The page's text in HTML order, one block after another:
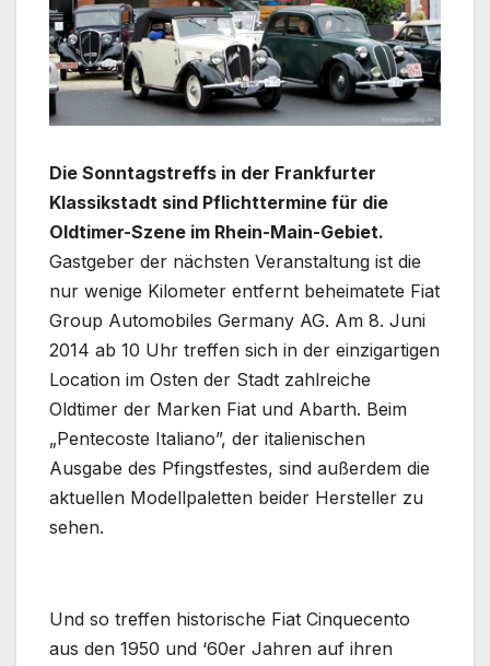
Die Sonntagstreffs in der Frankfurter
Klassikstadt sind Pflichttermine für die
Oldtimer-Szene im Rhein-Main-Gebiet.
Gastgeber der nächsten Veranstaltung ist die
nur wenige Kilometer entfernt beheimatete Fiat
Group Automobiles Germany AG. Am 8. Juni
2014 ab 10 Uhr treffen sich in der einzigartigen
Location im Osten der Stadt zahlreiche
Oldtimer der Marken Fiat und Abarth. Beim
„Pentecoste Italiano”, der italienischen
Ausgabe des Pfingstfestes, sind außerdem die
aktuellen Modellpaletten beider Hersteller zu
sehen.
Und so treffen historische Fiat Cinquecento
aus den 1950 und ‘60er Jahren auf ihren